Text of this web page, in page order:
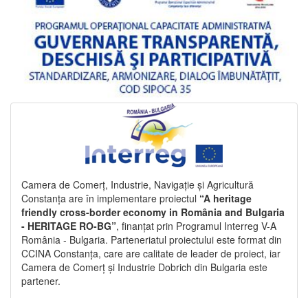
Camera de Comerț, Industrie, Navigație și Agricultură
Constanța are în implementare proiectul “A heritage
friendly cross-border economy in România and Bulgaria
- HERITAGE RO-BG”, finanțat prin Programul Interreg V-A
România - Bulgaria. Parteneriatul proiectului este format din
CCINA Constanța, care are calitate de leader de proiect, iar
Camera de Comerț și Industrie Dobrich din Bulgaria este
partener.